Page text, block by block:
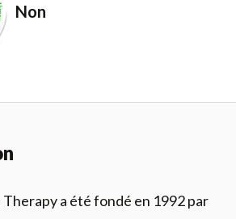
Non
a été fondé en 1992 par